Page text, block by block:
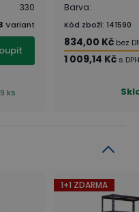
330
Variant
ks
Barva:
Kód zboží: 141590
834,00 Kč bez
1 009,14 Kč s DPH
1+1 ZDARMA